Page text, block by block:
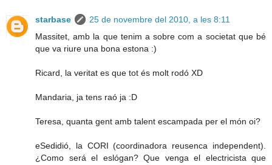
starbase
25 de novembre del 2010, a les 8:11
Massitet, amb la que tenim a sobre com a societat que bé
que va riure una bona estona :)
Ricard, la veritat es que tot és molt rodó XD
Mandaria, ja tens raó ja :D
Teresa, quanta gent amb talent escampada per el món oi?
eSedidió, la CORI (coordinadora reusenca independent).
¿Como será el eslógan? Que venga el electricista que